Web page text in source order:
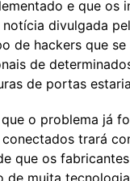
e que os
divulgada
de hackers que
de
de portas
o problema já
trará
que os
de muita